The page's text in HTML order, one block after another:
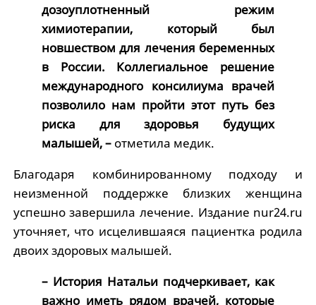
дозоуплотненный режим
химиотерапии, который был
новшеством для лечения беременных
в России. Коллегиальное решение
международного консилиума врачей
позволило нам пройти этот путь без
риска для здоровья будущих
малышей, – отметила медик.
Благодаря комбинированному подходу и
неизменной поддержке близких женщина
успешно завершила лечение. Издание nur24.ru
уточняет, что исцелившаяся пациентка родила
двоих здоровых малышей.
– История Натальи подчеркивает, как
важно иметь рядом врачей, которые